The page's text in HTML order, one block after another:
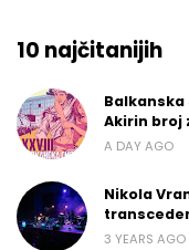
10 najčitanijih
Akirin broj
A DAY AGO
Nikola
3 YEARS AGO